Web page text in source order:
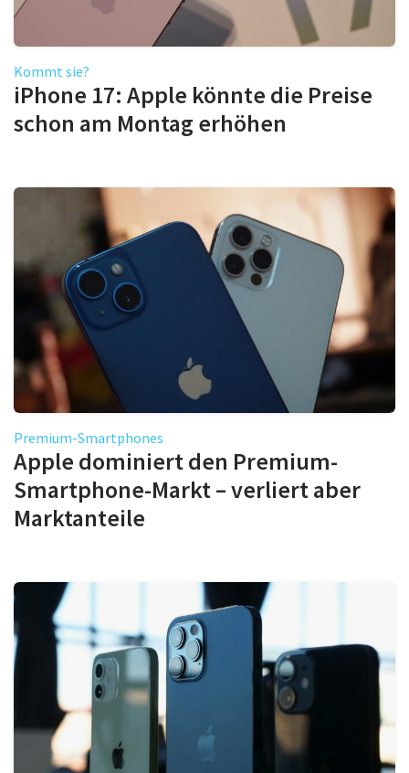
Kommt sie?
iPhone 17: Apple könnte die Preise
schon am Montag erhöhen
Premium-Smartphones
Apple dominiert den Premium-
Smartphone-Markt – verliert aber
Marktanteile